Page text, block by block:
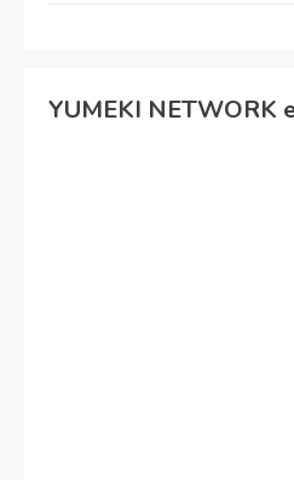
YUMEKI NETWORK